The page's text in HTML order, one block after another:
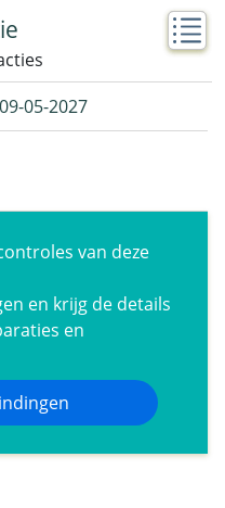
09-05-2027
van deze
en krijg de details
en